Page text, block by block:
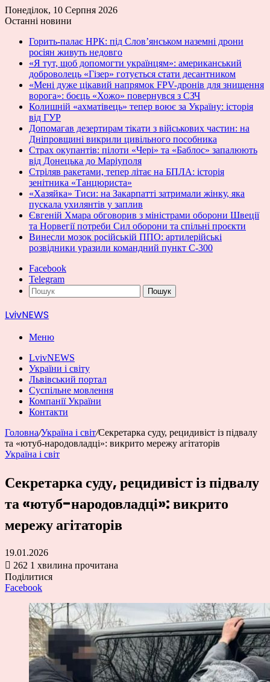
Понеділок, 10 Серпня 2026
Останні новини
Горить-палає НРК: під Слов’янськом наземні дрони
росіян живуть недовго
«Я тут, щоб допомогти українцям»: американський
доброволець «Гізер» готується стати десантником
«Мені дуже цікавий напрямок FPV-дронів для знищення
ворога»: боєць «Хожо» повернувся з СЗЧ
Колишній «ахматівець» тепер воює за Україну: історія
від ГУР
Допомагав дезертирам тікати з військових частин: на
Дніпровщині викрили цивільного пособника
Страх окупантів: пілоти «Чері» та «Баблос» запалюють
від Донецька до Маріуполя
Стріляв ракетами, тепер літає на БПЛА: історія
зенітника «Танцюриста»
«Хазяйка» Тиси: на Закарпатті затримали жінку, яка
пускала ухилянтів у заплив
Євгеній Хмара обговорив з міністрами оборони Швеції
та Норвегії потреби Сил оборони та спільні проєкти
Винесли мозок російській ППО: артилерійські
розвідники уразили командний пункт С-300
Facebook
Telegram
Пошук
LvivNEWS
Меню
LvivNEWS
України і світу
Львівський портал
Суспільне мовлення
Компанії України
Контакти
Головна/Україна і світ/Секретарка суду, рецидивіст із підвалу
та «ютуб-народовладці»: викрито мережу агітаторів
Україна і світ
Секретарка суду, рецидивіст із підвалу
та «ютуб-народовладці»: викрито
мережу агітаторів
19.01.2026
262 1 хвилина прочитана
Поділитися
Facebook